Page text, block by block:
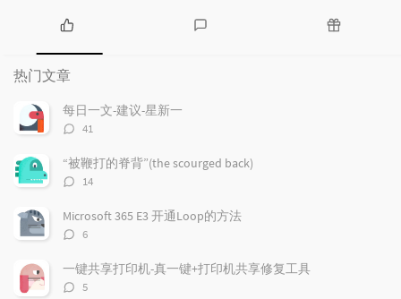
热
门
文
章
热门文章
每日一文-建议-星新一
评
数：
41
“被鞭打的脊背”(the scourged back)
评
数：
14
Microsoft 365 E3 开通Loop的方法
评
数：
6
一键共享打印机-真一键+打印机共享修复工具
评
5